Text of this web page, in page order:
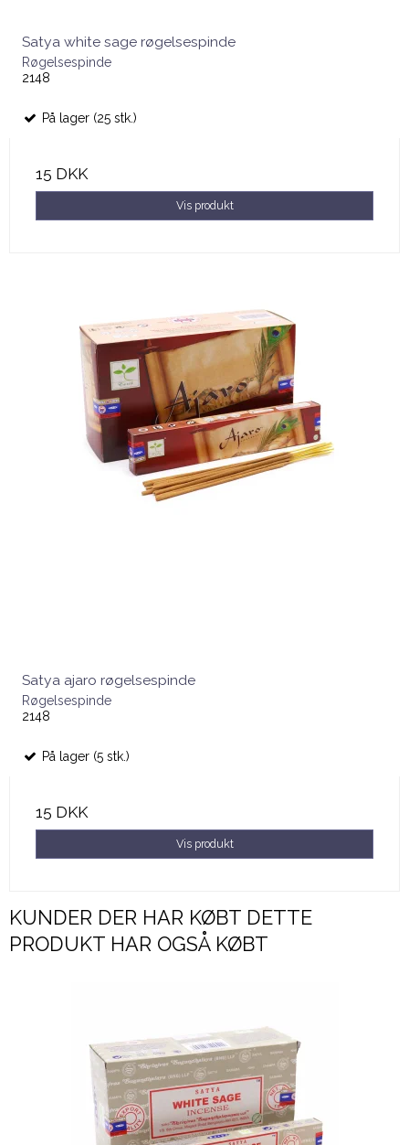
Satya white sage røgelsespinde
Røgelsespinde
2148
På lager (25 stk.)
15 DKK
Vis produkt
Satya ajaro røgelsespinde
Røgelsespinde
2148
På lager (5 stk.)
15 DKK
Vis produkt
KUNDER DER HAR KØBT DETTE
PRODUKT HAR OGSÅ KØBT